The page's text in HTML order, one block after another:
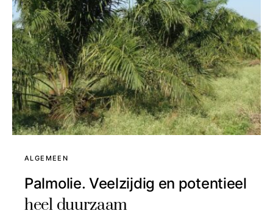
ALGEMEEN
Palmolie. Veelzijdig en potentieel
heel duurzaam